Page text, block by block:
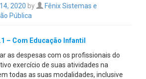
2020 by
Fênix Sistemas e
Pública
– Com Educação Infantil
as despesas com os profissionais do
exercício de suas atividades na
todas as suas modalidades, inclusive